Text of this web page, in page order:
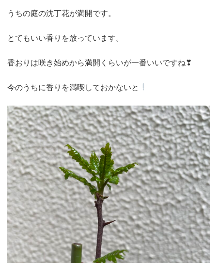
うちの庭の沈丁花が満開です。
とてもいい香りを放っています。
香おりは咲き始めから満開くらいが一番いいですね❣
今のうちに香りを満喫しておかないと